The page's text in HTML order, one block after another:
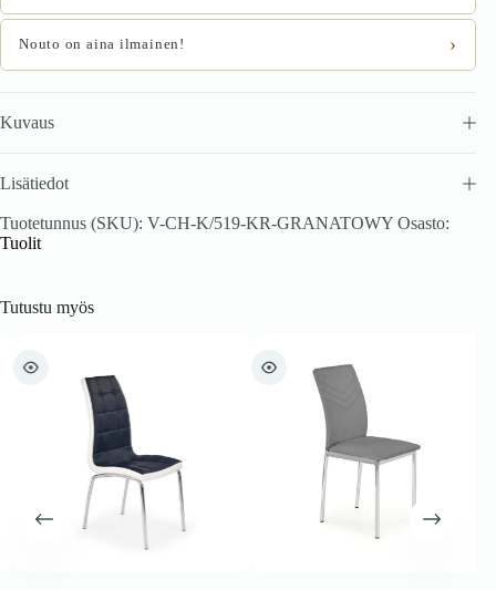
Nouto on aina ilmainen! ›
Kuvaus
Lisätiedot
Tuotetunnus (SKU): V-CH-K/519-KR-GRANATOWY Osasto:
Tuolit
Tutustu myös